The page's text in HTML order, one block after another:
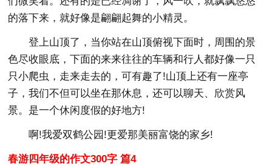
的落下来，就好像是翩翩起舞的小精灵。
登上山顶了，当你站在山顶俯视下面时，周围的景
色尽收眼底，下面的来来往往的车辆和行人都好像一只
只小爬虫，走来走去的，可有趣了!山顶上还有一座亭
子，我们不但可以坐在那休息，还可以聊天、欣赏风
景。是一个休闲度假的好地方!
啊!我爱双鹤公园!更爱那美丽富饶的家乡!
春游四年级的作文300字 篇4